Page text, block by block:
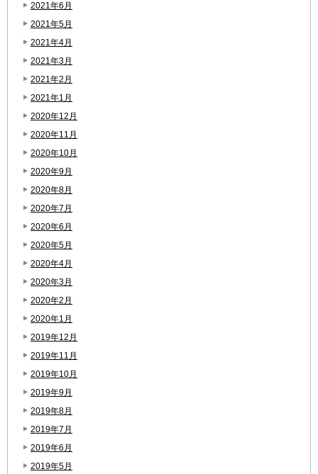
2021年6月
2021年5月
2021年4月
2021年3月
2021年2月
2021年1月
2020年12月
2020年11月
2020年10月
2020年9月
2020年8月
2020年7月
2020年6月
2020年5月
2020年4月
2020年3月
2020年2月
2020年1月
2019年12月
2019年11月
2019年10月
2019年9月
2019年8月
2019年7月
2019年6月
2019年5月